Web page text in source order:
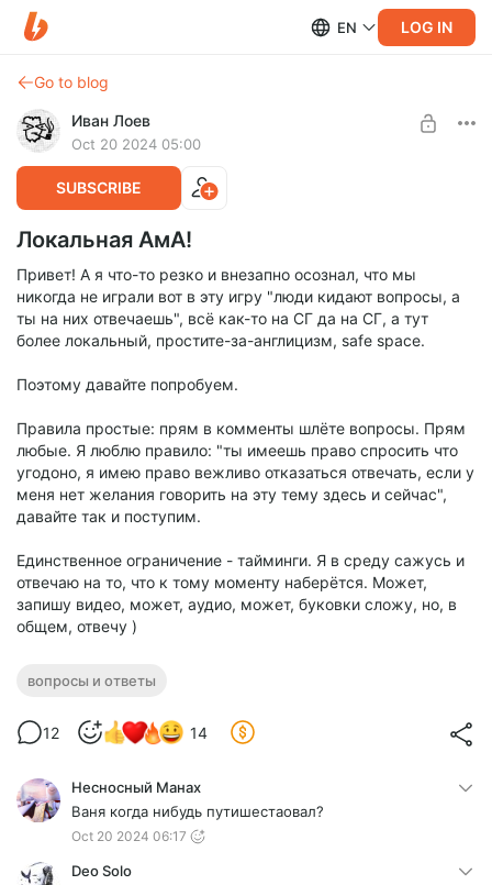
EN LOG IN
Go to blog
Иван Лоев
Oct 20 2024 05:00
SUBSCRIBE
Локальная АмА!
Привет! А я что-то резко и внезапно осознал, что мы
никогда не играли вот в эту игру "люди кидают вопросы, а
ты на них отвечаешь", всё как-то на СГ да на СГ, а тут
более локальный, простите-за-англицизм, safe space.
Поэтому давайте попробуем.
Правила простые: прям в комменты шлёте вопросы. Прям
любые. Я люблю правило: "ты имеешь право спросить что
угодоно, я имею право вежливо отказаться отвечать, если у
меня нет желания говорить на эту тему здесь и сейчас",
давайте так и поступим.
Единственное ограничение - тайминги. Я в среду сажусь и
отвечаю на то, что к тому моменту наберётся. Может,
запишу видео, может, аудио, может, буковки сложу, но, в
общем, отвечу )
вопросы и ответы
12 14
Несносный Манах
Ваня когда нибудь путишестаовал?
Oct 20 2024 06:17
Deo Solo